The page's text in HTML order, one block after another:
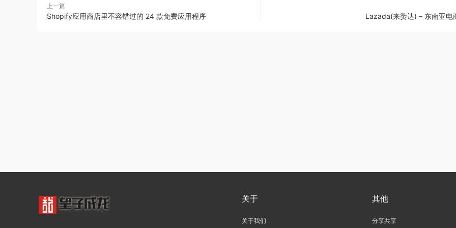
上一篇
Shopify应用商店里不容错过的 24 款免费应用程序 Lazada(来赞达) – 东南亚电
关于
关于我们
其他
分享共享